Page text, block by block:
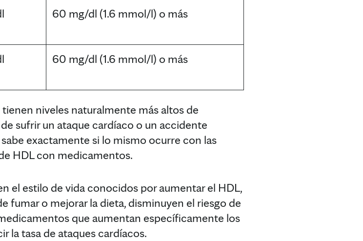
60 mg/dl (1.6 mmol/l) o más
60 mg/dl (1.6 mmol/l) o más
niveles naturalmente más altos de
sufrir un ataque cardíaco o un accidente
exactamente si lo mismo ocurre con las
HDL con medicamentos.
el estilo de vida conocidos por aumentar el HDL,
fumar o mejorar la dieta, disminuyen el riesgo de
que aumentan específicamente los
la tasa de ataques cardíacos.